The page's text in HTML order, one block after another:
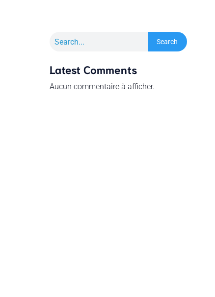
Search
Latest Comments
Aucun commentaire à afficher.